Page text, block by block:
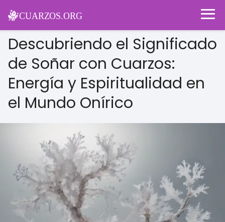
Descubriendo el Significado
de Soñar con Cuarzos:
Energía y Espiritualidad en
el Mundo Onírico